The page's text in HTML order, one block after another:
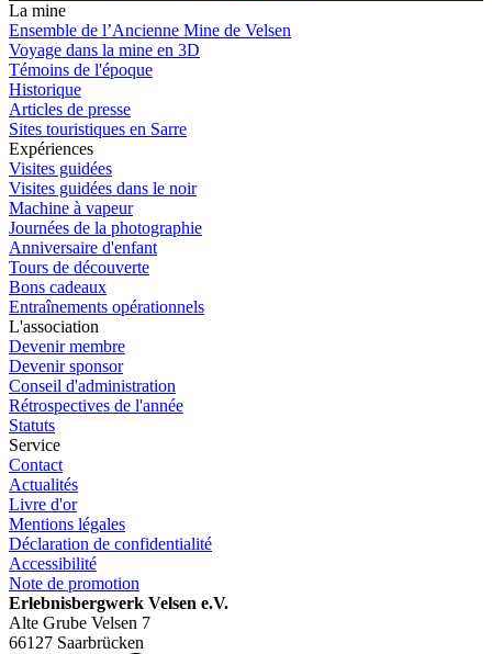
La mine
Ensemble de l’Ancienne Mine de Velsen
Voyage dans la mine en 3D
Témoins de l'époque
Historique
Articles de presse
Sites touristiques en Sarre
Expériences
Visites guidées
Visites guidées dans le noir
Machine à vapeur
Journées de la photographie
Anniversaire d'enfant
Tours de découverte
Bons cadeaux
Entraînements opérationnels
L'association
Devenir membre
Devenir sponsor
Conseil d'administration
Rétrospectives de l'année
Statuts
Service
Contact
Actualités
Livre d'or
Mentions légales
Déclaration de confidentialité
Accessibilité
Note de promotion
Erlebnisbergwerk Velsen e.V.
Alte Grube Velsen 7
66127 Saarbrücken